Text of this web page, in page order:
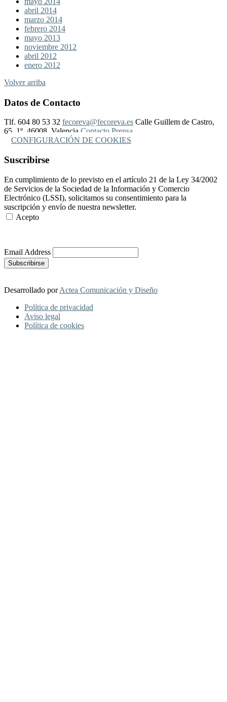
abril 2014
marzo 2014
febrero 2014
mayo 2013
noviembre 2012
abril 2012
enero 2012
Volver arriba
Datos de Contacto
Tlf. 604 80 53 32 fecoreva@fecoreva.es Calle Guillem de Castro,
65, 1º, 46008, Valencia Contacto Prensa
CONFIGURACIÓN DE COOKIES
Suscribirse
En cumplimiento de lo previsto en el artículo 21 de la Ley 34/2002
de Servicios de la Sociedad de la Información y Comercio
Electrónico (LSSI), solicitamos su consentimiento para la
suscripción y envío de nuestra newsletter.
Acepto
Email Address
Desarrollado porActea Comunicación y Diseño
Política de privacidad
Aviso legal
Política de cookies